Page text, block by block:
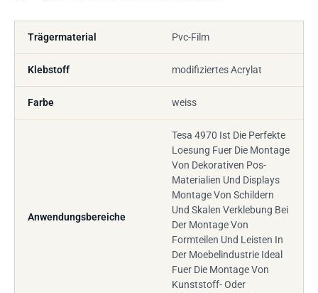
Trägermaterial Pvc-Film
Klebstoff modifiziertes Acrylat
Farbe weiss
Anwendungsbereiche
Tesa 4970 Ist Die Perfekte
Loesung Fuer Die Montage
Von Dekorativen Pos-
Materialien Und Displays
Montage Von Schildern
Und Skalen Verklebung Bei
Der Montage Von
Formteilen Und Leisten In
Der Moebelindustrie Ideal
Fuer Die Montage Von
Kunststoff- Oder